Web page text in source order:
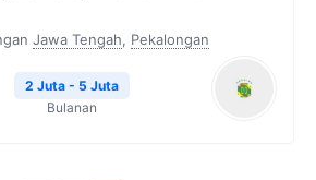
Jawa Tengah, Pekalongan
2 Juta - 5 Juta
Bulanan